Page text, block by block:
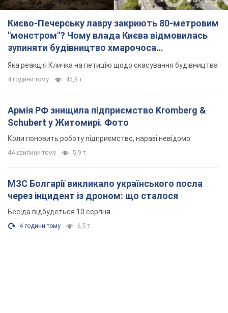
Києво-Печерську лавру закриють 80-метровим
"монстром"? Чому влада Києва відмовилась
зупиняти будівництво хмарочоса
"московського вірянина"
Яка реакція Кличка на петицію щодо скасування будівництва
4 години тому 45,9 т.
Армія РФ знищила підприємство Kromberg &
Schubert у Житомирі. Фото
Коли поновить роботу підприємство, наразі невідомо
44 хвилини тому 5,9 т.
МЗС Болгарії викликало українського посла
через інцидент із дроном: що сталося
Бесіда відбудеться 10 серпня
4 години тому 6,5 т.